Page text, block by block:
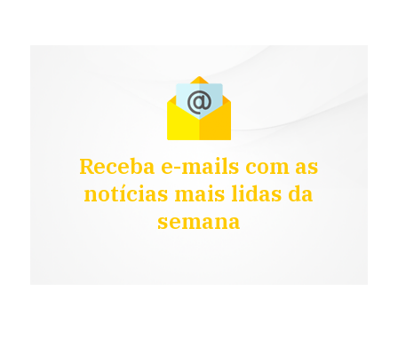
Receba e-mails com as
notícias mais lidas da
semana